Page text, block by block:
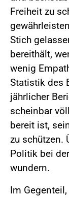
Freiheit zu
Stich
bereithält,
wenig
Statistik des
jährlicher
scheinbar
bereit ist,
zu schützen.
Politik bei
wundern.
Im